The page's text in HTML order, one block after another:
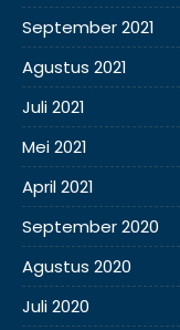
September 2021
Agustus 2021
Juli 2021
Mei 2021
April 2021
September 2020
Agustus 2020
Juli 2020